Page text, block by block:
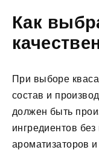
Как
При выборе
состав и
должен быть
ингредиентов
ароматизаторов